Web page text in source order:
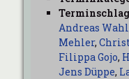
Andreas Wahl
Mehler,
Filippa Gojo,
Jens Düppe,